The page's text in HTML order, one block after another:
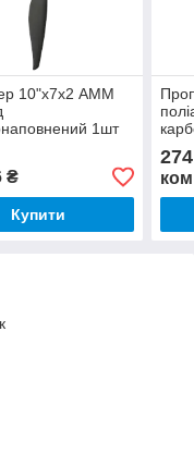
10"х7х2 АММ
1шт
₴
Купити
(2-